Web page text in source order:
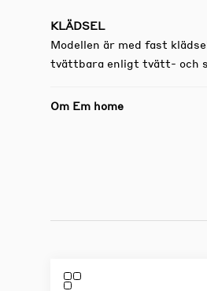
KLÄDSEL
Modellen är med fast
tvättbara enligt tvätt- och
Om Em home